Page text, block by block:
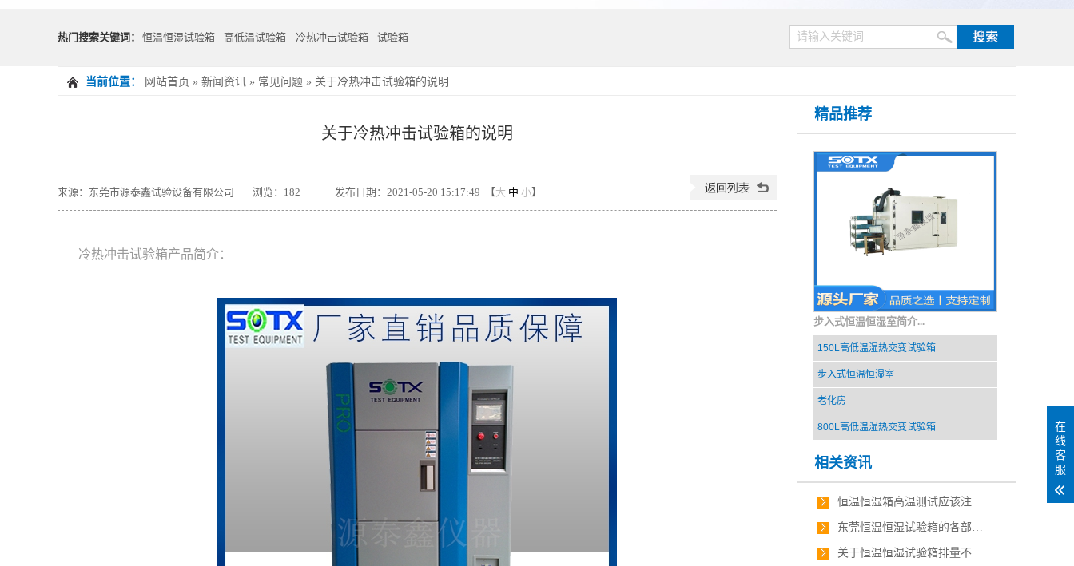
热门搜索关键词： 恒温恒湿试验箱 高低温试验箱 冷热冲击试验箱 试验箱
当前位置： 网站首页 » 新闻资讯 » 常见问题 » 关于冷热冲击试验箱的说明
关于冷热冲击试验箱的说明
来源：东莞市源泰鑫试验设备有限公司 浏览： 182 发布日期：2021-05-20 15:17:49 【大 中 小】
冷热冲击试验箱产品简介：
精品推荐
步入式恒温恒湿室简介...
150L高低温湿热交变试验箱
步入式恒温恒湿室
老化房
800L高低温湿热交变试验箱
相关资讯
恒温恒湿箱高温测试应该注意的事项？
东莞恒温恒湿试验箱的各部位清洗维护方法
关于恒温恒湿试验箱排量不足有几点原因
在
线
客
服